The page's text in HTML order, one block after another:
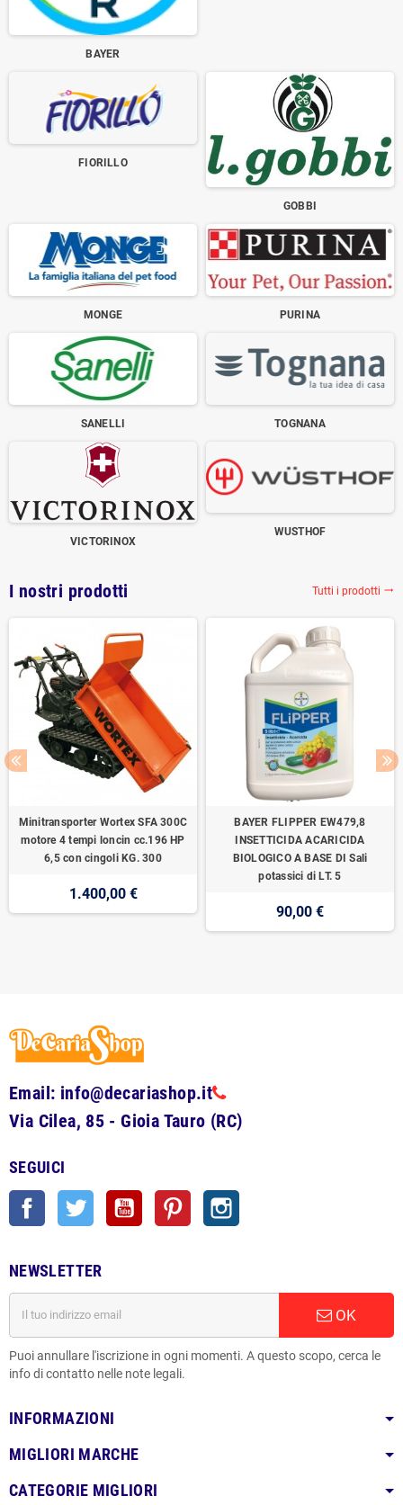
BAYER
FIORILLO
GOBBI
MONGE PURINA
SANELLI TOGNANA
VICTORINOX
WUSTHOF
I nostri prodotti Tutti i prodotti trending_flat
Minitransporter Wortex SFA 300C
motore 4 tempi loncin cc.196 HP
6,5 con cingoli KG. 300
1.400,00 €
BAYER FLIPPER EW479,8
INSETTICIDA ACARICIDA
BIOLOGICO A BASE DI Sali
potassici di LT. 5
90,00 €
Email: info@decariashop.it
Via Cilea, 85 - Gioia Tauro (RC)
SEGUICI
Facebook Twitter YouTube Pinterest
NEWSLETTER
OK
Puoi annullare l'iscrizione in ogni momenti. A questo scopo, cerca le
info di contatto nelle note legali.
INFORMAZIONI
MIGLIORI MARCHE
CATEGORIE MIGLIORI